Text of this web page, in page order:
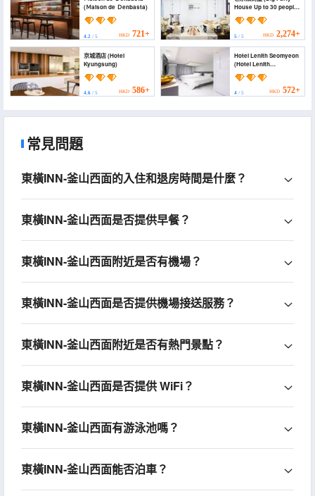
(Ｍaison de Ｄenbasta)
4.2 / 5 HKD 721+
House Up to 30 people
available)
5/ 5 HKD 2,274+
京城酒店 (Hotel
Kyungsung)
4.6 / 5 HKD 586+
Hotel Lenith Seomyeon
(Hotel Lenith
Seomyeon)
4/ 5 HKD 572+
常見問題
東橫INN-釜山西面的入住和退房時間是什麼？
東橫INN-釜山西面是否提供早餐？
東橫INN-釜山西面附近是否有機場？
東橫INN-釜山西面是否提供機場接送服務？
東橫INN-釜山西面附近是否有熱門景點？
東橫INN-釜山西面是否提供 WiFi？
東橫INN-釜山西面有游泳池嗎？
東橫INN-釜山西面能否泊車？